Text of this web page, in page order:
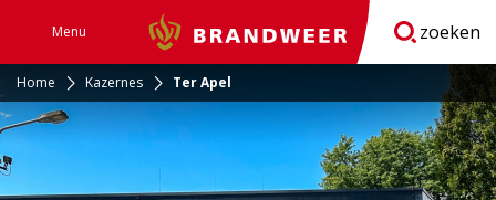
Menu Brandweer zoeken
Home Kazernes Ter Apel